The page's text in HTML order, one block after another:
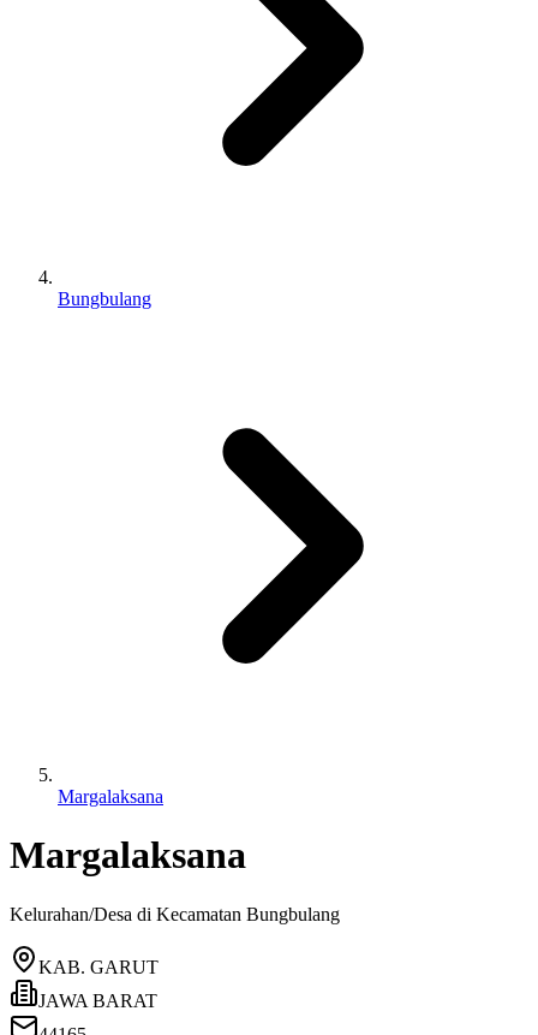
Bungbulang
Margalaksana
Margalaksana
Kelurahan/Desa di Kecamatan Bungbulang
KAB. GARUT
JAWA BARAT